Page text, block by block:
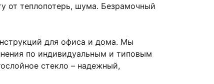
от теплопотерь, шума. Безрамочный
для офиса и дома. Мы
по индивидуальным и типовым
стекло – надежный,